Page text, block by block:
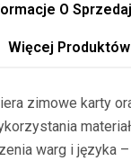
O
Więcej Produktów
zimowe karty
warg i języka